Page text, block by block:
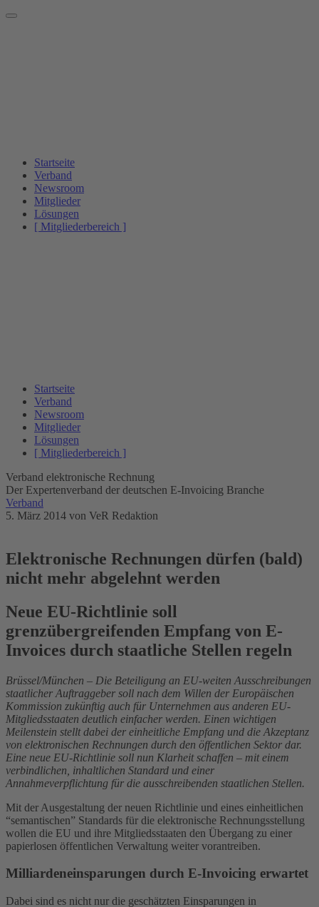
Startseite
Verband
Newsroom
Mitglieder
Lösungen
[ Mitgliederbereich ]
Startseite
Verband
Newsroom
Mitglieder
Lösungen
[ Mitgliederbereich ]
Verband elektronische Rechnung
Der Expertenverband der deutschen E-Invoicing Branche
Verband
5. März 2014 von VeR Redaktion
Elektronische Rechnungen dürfen (bald)
nicht mehr abgelehnt werden
Neue EU-Richtlinie soll
grenzübergreifenden Empfang von E-
Invoices durch staatliche Stellen regeln
Brüssel/München – Die Beteiligung an EU-weiten Ausschreibungen
staatlicher Auftraggeber soll nach dem Willen der Europäischen
Kommission zukünftig auch für Unternehmen aus anderen EU-
Mitgliedsstaaten deutlich einfacher werden. Einen wichtigen
Meilenstein stellt dabei der einheitliche Empfang und die Akzeptanz
von elektronischen Rechnungen durch den öffentlichen Sektor dar.
Eine neue EU-Richtlinie soll nun Klarheit schaffen – mit einem
verbindlichen, inhaltlichen Standard und einer
Annahmeverpflichtung für die ausschreibenden staatlichen Stellen.
Mit der Ausgestaltung der neuen Richtlinie und eines einheitlichen
“semantischen” Standards für die elektronische Rechnungsstellung
wollen die EU und ihre Mitgliedsstaaten den Übergang zu einer
papierlosen öffentlichen Verwaltung weiter vorantreiben.
Milliardeneinsparungen durch E-Invoicing erwartet
Dabei sind es nicht nur die geschätzten Einsparungen in